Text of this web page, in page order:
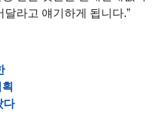
라고 얘기하게 됩니다.”
다